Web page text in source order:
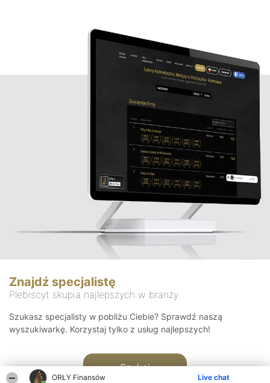
ORŁY Finansów Live chat
Znajdź specjalistę
Plebiscyt skupia najlepszych w branży
Szukasz specjalisty w pobliżu Ciebie? Sprawdź naszą
wyszukiwarkę. Korzystaj tylko z usług najlepszych!
Szukaj